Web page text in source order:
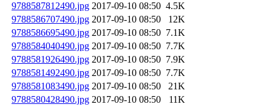
9788587812490.jpg 2017-09-10 08:50 4.5K
9788586707490.jpg 2017-09-10 08:50
12K
9788586695490.jpg 2017-09-10 08:50 7.1K
9788584040490.jpg 2017-09-10 08:50 7.7K
9788581926490.jpg 2017-09-10 08:50 7.9K
9788581492490.jpg 2017-09-10 08:50 7.7K
9788581083490.jpg 2017-09-10 08:50
21K
9788580428490.jpg 2017-09-10 08:50
11K